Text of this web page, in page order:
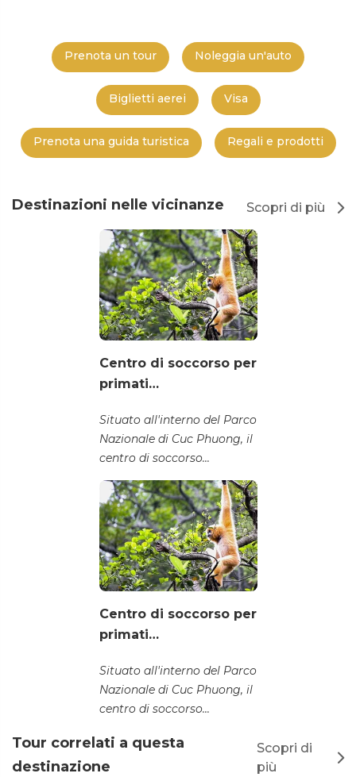
Prenota un tour Noleggia un'auto
Biglietti aerei Visa
Prenota una guida turistica Regali e prodotti
Destinazioni nelle vicinanze Scopri di più
Centro di soccorso per
primati…
Situato all'interno del Parco
Nazionale di Cuc Phuong, il
centro di soccorso...
Centro di soccorso per
primati…
Situato all'interno del Parco
Nazionale di Cuc Phuong, il
centro di soccorso...
Tour correlati a questa
destinazione
Scopri di
più